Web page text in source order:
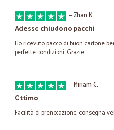
—Zhan K.
Adesso chiudono pacchi
Ho ricevuto pacco di buon cartone
perfette condizioni. Grazie
—Miriam C.
Ottimo
Facilità di prenotazione, consegna